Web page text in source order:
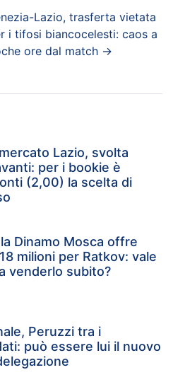
Lazio, trasferta vietata
i tifosi biancocelesti: caos a
ore dal match→
Lazio, svolta
per i bookie è
(2,00) la scelta di
Dinamo Mosca offre
milioni per Ratkov: vale
venderlo subito?
Peruzzi tra i
può essere lui il nuovo